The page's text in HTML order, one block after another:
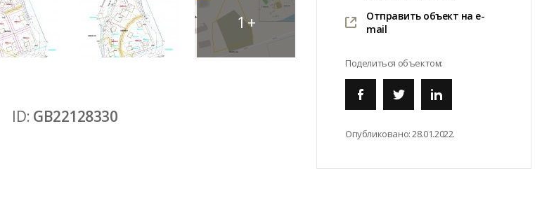
1+
ID: GB22128330
Отправить объект на e-
mail
Поделиться объектом:
Опубликовано:28.01.2022.